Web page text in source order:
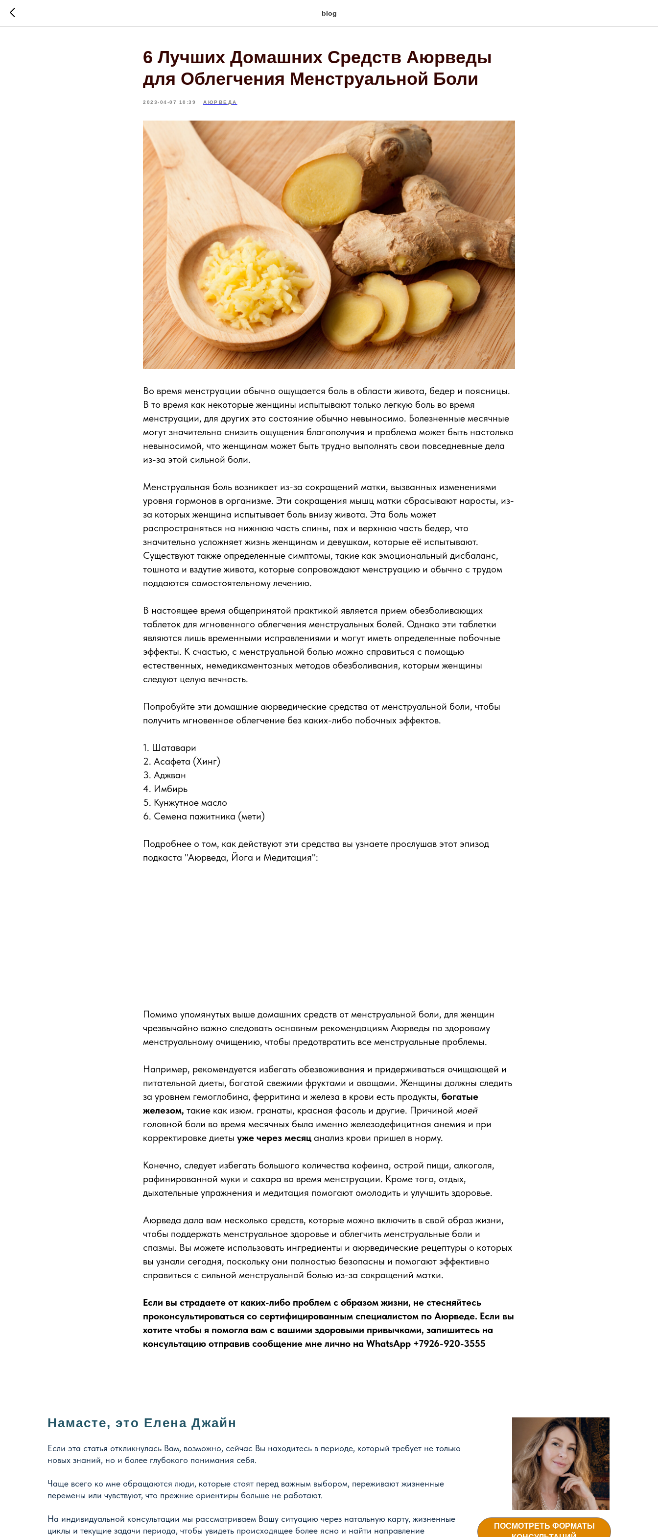
blog
6 Лучших Домашних Средств Аюрведы
для Облегчения Менструальной Боли
2023-04-07 10:39 АЮРВЕДА
Во время менструации обычно ощущается боль в области живота, бедер и поясницы.
В то время как некоторые женщины испытывают только легкую боль во время
менструации, для других это состояние обычно невыносимо. Болезненные месячные
могут значительно снизить ощущения благополучия и проблема может быть настолько
невыносимой, что женщинам может быть трудно выполнять свои повседневные дела
из-за этой сильной боли.
Менструальная боль возникает из-за сокращений матки, вызванных изменениями
уровня гормонов в организме. Эти сокращения мышц матки сбрасывают наросты, из-
за которых женщина испытывает боль внизу живота. Эта боль может
распространяться на нижнюю часть спины, пах и верхнюю часть бедер, что
значительно усложняет жизнь женщинам и девушкам, которые её испытывают.
Существуют также определенные симптомы, такие как эмоциональный дисбаланс,
тошнота и вздутие живота, которые сопровождают менструацию и обычно с трудом
поддаются самостоятельному лечению.
В настоящее время общепринятой практикой является прием обезболивающих
таблеток для мгновенного облегчения менструальных болей. Однако эти таблетки
являются лишь временными исправлениями и могут иметь определенные побочные
эффекты. К счастью, с менструальной болью можно справиться с помощью
естественных, немедикаментозных методов обезболивания, которым женщины
следуют целую вечность.
Попробуйте эти домашние аюрведические средства от менструальной боли, чтобы
получить мгновенное облегчение без каких-либо побочных эффектов.
1. Шатавари
2. Асафета (Хинг)
3. Аджван
4. Имбирь
5. Кунжутное масло
6. Семена пажитника (мети)
Подробнее о том, как действуют эти средства вы узнаете прослушав этот эпизод
подкаста "Аюрведа, Йога и Медитация":
Помимо упомянутых выше домашних средств от менструальной боли, для женщин
чрезвычайно важно следовать основным рекомендациям Аюрведы по здоровому
менструальному очищению, чтобы предотвратить все менструальные проблемы.
Например, рекомендуется избегать обезвоживания и придерживаться очищающей и
питательной диеты, богатой свежими фруктами и овощами. Женщины должны следить
за уровнем гемоглобина, ферритина и железа в крови есть продукты, богатые
железом, такие как изюм. гранаты, красная фасоль и другие. Причиной моей
головной боли во время месячных была именно железодефицитная анемия и при
корректировке диеты уже через месяц анализ крови пришел в норму.
Конечно, следует избегать большого количества кофеина, острой пищи, алкоголя,
рафинированной муки и сахара во время менструации. Кроме того, отдых,
дыхательные упражнения и медитация помогают омолодить и улучшить здоровье.
Аюрведа дала вам несколько средств, которые можно включить в свой образ жизни,
чтобы поддержать менструальное здоровье и облегчить менструальные боли и
спазмы. Вы можете использовать ингредиенты и аюрведические рецептуры о которых
вы узнали сегодня, поскольку они полностью безопасны и помогают эффективно
справиться с сильной менструальной болью из-за сокращений матки.
Если вы страдаете от каких-либо проблем с образом жизни, не стесняйтесь
проконсультироваться со сертифицированным специалистом по Аюрведе. Если вы
хотите чтобы я помогла вам с вашими здоровыми привычками, запишитесь на
консультацию отправив сообщение мне лично на WhatsApp +7926-920-3555
Намасте, это Елена Джайн
Если эта статья откликнулась Вам, возможно, сейчас Вы находитесь в периоде, который требует не только
новых знаний, но и более глубокого понимания себя.
Чаще всего ко мне обращаются люди, которые стоят перед важным выбором, переживают жизненные
перемены или чувствуют, что прежние ориентиры больше не работают.
На индивидуальной консультации мы рассматриваем Вашу ситуацию через натальную карту, жизненные
циклы и текущие задачи периода, чтобы увидеть происходящее более ясно и найти направление
ПОСМОТРЕТЬ ФОРМАТЫ